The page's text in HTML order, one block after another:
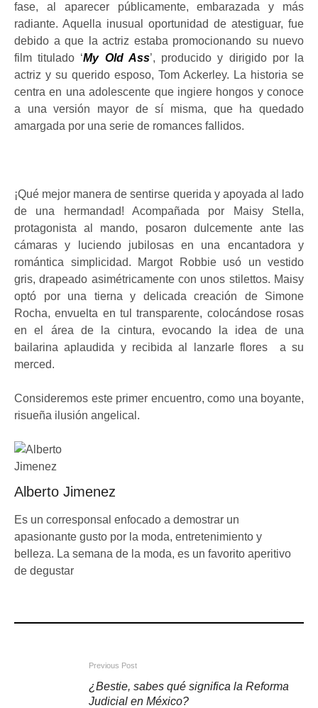
fase, al aparecer públicamente, embarazada y más
radiante. Aquella inusual oportunidad de atestiguar, fue
debido a que la actriz estaba promocionando su nuevo
film titulado ‘My Old Ass’, producido y dirigido por la
actriz y su querido esposo, Tom Ackerley. La historia se
centra en una adolescente que ingiere hongos y conoce
a una versión mayor de sí misma, que ha quedado
amargada por una serie de romances fallidos.
¡Qué mejor manera de sentirse querida y apoyada al lado
de una hermandad! Acompañada por Maisy Stella,
protagonista al mando, posaron dulcemente ante las
cámaras y luciendo jubilosas en una encantadora y
romántica simplicidad. Margot Robbie usó un vestido
gris, drapeado asimétricamente con unos stilettos. Maisy
optó por una tierna y delicada creación de Simone
Rocha, envuelta en tul transparente, colocándose rosas
en el área de la cintura, evocando la idea de una
bailarina aplaudida y recibida al lanzarle flores a su
merced.
Consideremos este primer encuentro, como una boyante,
risueña ilusión angelical.
Alberto Jimenez
Es un corresponsal enfocado a demostrar un
apasionante gusto por la moda, entretenimiento y
belleza. La semana de la moda, es un favorito aperitivo
de degustar
Previous Post
¿Bestie, sabes qué significa la Reforma
Judicial en México?